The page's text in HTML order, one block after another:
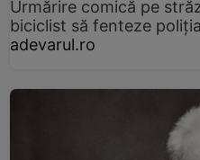
Urmărire comică pe
biciclist să fenteze
adevarul.ro